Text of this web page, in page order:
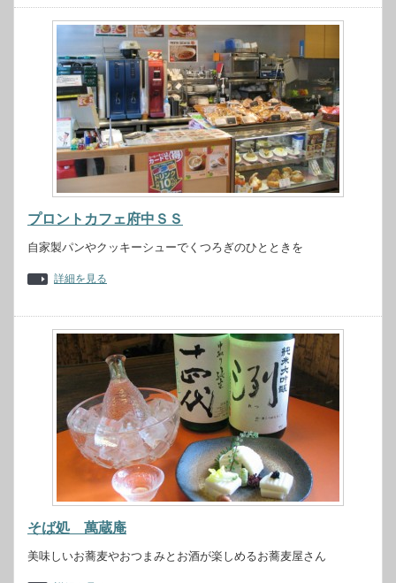
プロントカフェ府中ＳＳ
自家製パンやクッキーシューでくつろぎのひとときを
詳細を見る
そば処 萬蔵庵
美味しいお蕎麦やおつまみとお酒が楽しめるお蕎麦屋さん